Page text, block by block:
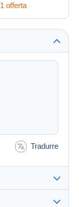
1 offerta
Tradurre